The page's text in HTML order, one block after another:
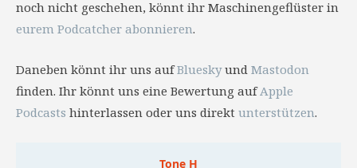
noch nicht geschehen, könnt ihr Maschinengeflüster in
eurem Podcatcher abonnieren.
Daneben könnt ihr uns aufBlueskyund Mastodon
finden. Ihr könnt uns eine Bewertung aufApple
Podcasts hinterlassen oder uns direkt unterstützen.